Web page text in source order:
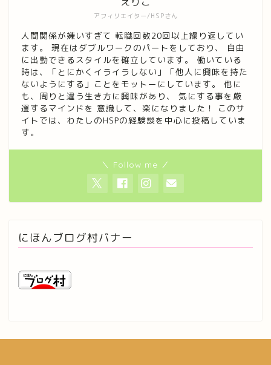
アフィリエイター/HSPさん
人間関係が嫌いすぎて 転職回数20回以上繰り返してい
ます。 現在はダブルワークのパートをしており、 自由
に出勤できるスタイルを確立しています。 働いている
時は、「とにかくイライラしない」「他人に興味を持た
ないようにする」ことをモットーにしています。 他に
も、周りと違う生き方に興味があり、 気にする事を厳
選するマインドを 意識して、楽になりました！ このサ
イトでは、わたしのHSPの経験談を中心に投稿していま
す。
＼ Follow me ／
にほんブログ村バナー